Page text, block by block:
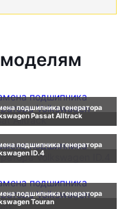
подшипника генератора
Passat Alltrack
подшипника генератора
ID.4
подшипника генератора
Touran